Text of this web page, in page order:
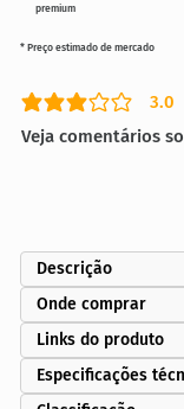
premium
3.0
classificação média
Veja comentários
* Preço estimado de mercado
Descrição
Onde comprar
Links do produto
Especificações